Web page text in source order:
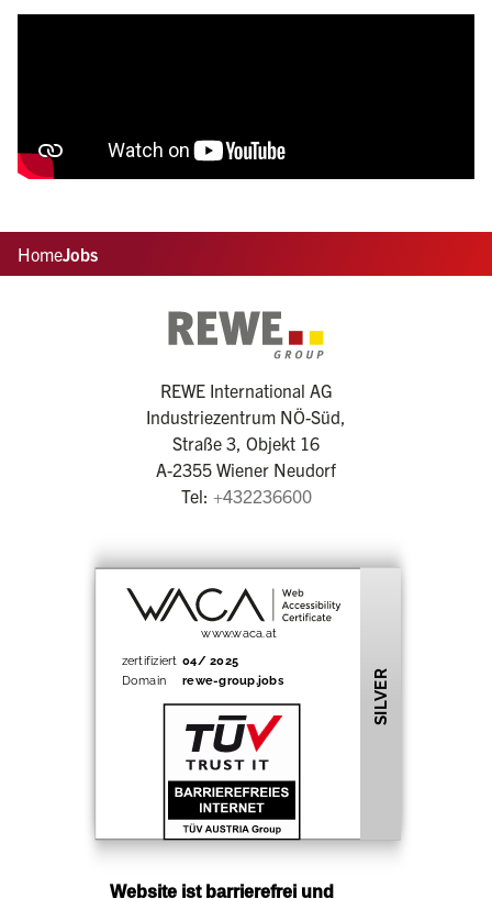
HomeJobs
REWE International AG
Industriezentrum NÖ-Süd,
Straße 3, Objekt 16
A-2355 Wiener Neudorf
Tel: +432236600